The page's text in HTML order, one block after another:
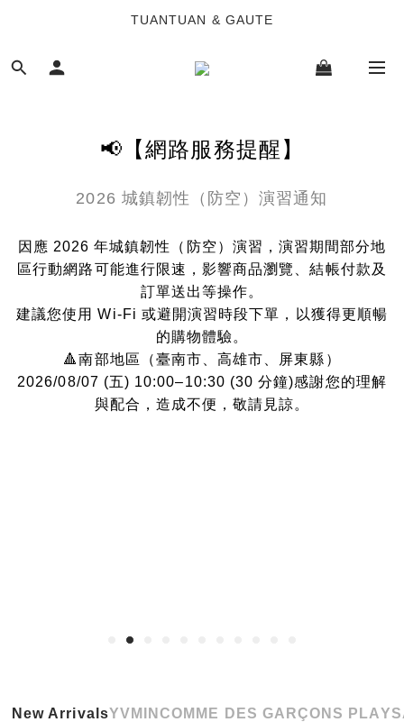
TUANTUAN & GAUTE
TUANTUAN & GAUTE
新會員註冊即贈 NT$100 購物金
📢【網路服務提醒】
2026 城鎮韌性（防空）演習通知
因應 2026 年城鎮韌性（防空）演習，演習期間部分地
區行動網路可能進行限速，影響商品瀏覽、結帳付款及
訂單送出等操作。
建議您使用 Wi-Fi 或避開演習時段下單，以獲得更順暢
的購物體驗。
🔺南部地區（臺南市、高雄市、屏東縣）
2026/08/07 (五) 10:00–10:30 (30 分鐘)感謝您的理解
與配合，造成不便，敬請見諒。
New ArrivalsYVMINCOMME DES GARÇONS PLAY